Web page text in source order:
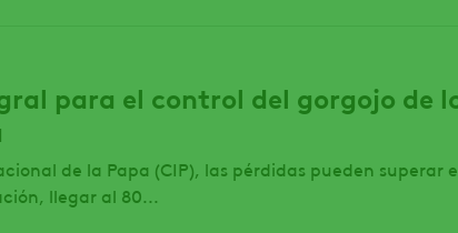
para el control del gorgojo de
de la Papa (CIP), las pérdidas pueden superar
llegar al 80...